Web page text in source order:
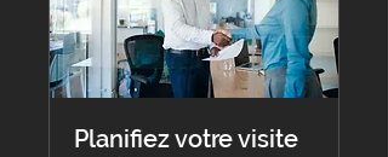
Planifiez votre visite